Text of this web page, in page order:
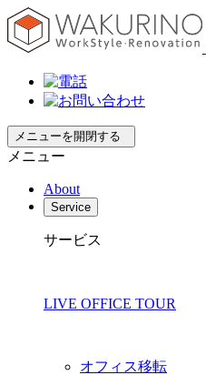
メニューを開閉する
メニュー
About
Service
サービス
LIVE OFFICE TOUR
オフィス移転